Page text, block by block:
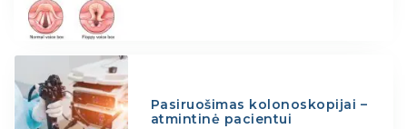
Pasiruošimas kolonoskopijai –
atmintinė pacientui